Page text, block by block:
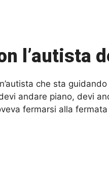
l’autista
che sta
andare piano, devi
fermarsi alla